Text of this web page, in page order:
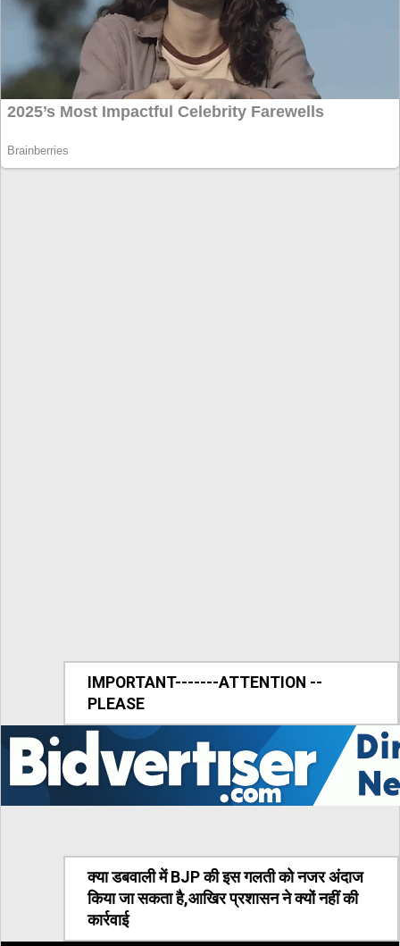
IMPORTANT-------ATTENTION --
PLEASE
क्या डबवाली में BJP की इस गलती को नजर अंदाज
किया जा सकता है,आखिर प्रशासन ने क्यों नहीं की
कार्रवाई